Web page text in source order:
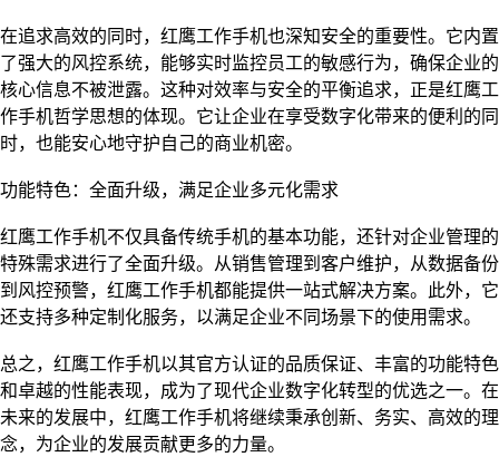
在追求高效的同时，红鹰工作手机也深知安全的重要性。它内置
了强大的风控系统，能够实时监控员工的敏感行为，确保企业的
核心信息不被泄露。这种对效率与安全的平衡追求，正是红鹰工
作手机哲学思想的体现。它让企业在享受数字化带来的便利的同
时，也能安心地守护自己的商业机密。
功能特色：全面升级，满足企业多元化需求
红鹰工作手机不仅具备传统手机的基本功能，还针对企业管理的
特殊需求进行了全面升级。从销售管理到客户维护，从数据备份
到风控预警，红鹰工作手机都能提供一站式解决方案。此外，它
还支持多种定制化服务，以满足企业不同场景下的使用需求。
总之，红鹰工作手机以其官方认证的品质保证、丰富的功能特色
和卓越的性能表现，成为了现代企业数字化转型的优选之一。在
未来的发展中，红鹰工作手机将继续秉承创新、务实、高效的理
念，为企业的发展贡献更多的力量。